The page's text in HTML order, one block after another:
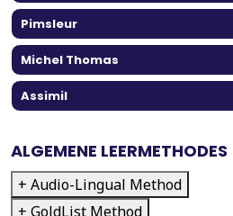
Pimsleur
Michel Thomas
Assimil
ALGEMENE LEERMETHODES
+ Audio-Lingual Method
+ GoldList Method